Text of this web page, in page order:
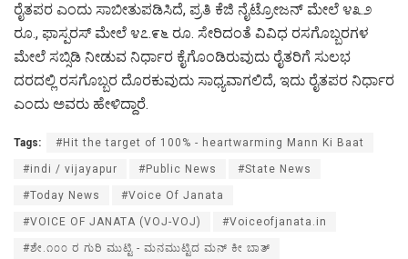
ರೈತಪರ ಎಂದು ಸಾಬೀತುಪಡಿಸಿದೆ, ಪ್ರತಿ ಕೆಜಿ ನೈಟ್ರೋಜನ್ ಮೇಲೆ ೪೩.೨
ರೂ., ಫಾಸ್ಪರಸ್ ಮೇಲೆ ೪೭.೯೬ ರೂ. ಸೇರಿದಂತೆ ವಿವಿಧ ರಸಗೊಬ್ಬರಗಳ
ಮೇಲೆ ಸಬ್ಸಿಡಿ ನೀಡುವ ನಿರ್ಧಾರ ಕೈಗೊಂಡಿರುವುದು ರೈತರಿಗೆ ಸುಲಭ
ದರದಲ್ಲಿ ರಸಗೊಬ್ಬರ ದೊರಕುವುದು ಸಾಧ್ಯವಾಗಲಿದೆ, ಇದು ರೈತಪರ ನಿರ್ಧಾರ
ಎಂದು ಅವರು ಹೇಳಿದ್ದಾರೆ.
Tags: #Hit the target of 100% - heartwarming Mann Ki Baat
#indi / vijayapur #Public News #State News
#Today News #Voice Of Janata
#VOICE OF JANATA (VOJ-VOJ) #Voiceofjanata.in
#ಶೇ.೧೦೦ ರ ಗುರಿ ಮುಟ್ಟಿ - ಮನಮುಟ್ಟಿದ ಮನ್ ಕೀ ಬಾತ್